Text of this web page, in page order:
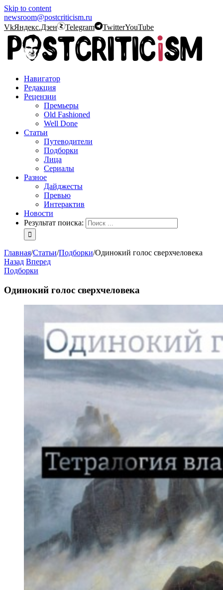
Skip to content
newsroom@postcriticism.ru
VkЯндекс.Дзен Telegram TwitterYouTube
Навигатор
Редакция
Рецензии
Премьеры
Old Fashioned
Well Done
Статьи
Путеводители
Подборки
Лица
Сериалы
Разное
Дайджесты
Превью
Интерактив
Новости
Результат поиска:
Главная/Статьи/Подборки/Одинокий голос сверхчеловека
Назад Вперед
Подборки
Одинокий голос сверхчеловека